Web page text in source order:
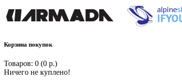
Корзина покупок
Товаров: 0 (0 р.)
Ничего не куплено!